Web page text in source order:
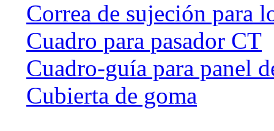
Correa de sujeción para
Cuadro para pasador CT
Cuadro-guía para panel
Cubierta de goma